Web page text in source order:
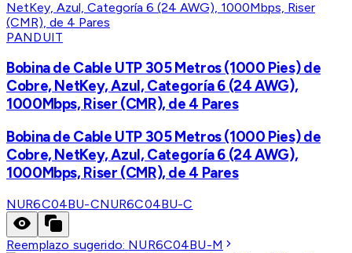
PANDUIT
Bobina de Cable UTP 305 Metros (1000 Pies) de
Cobre, NetKey, Azul, Categoría 6 (24 AWG),
1000Mbps, Riser (CMR), de 4 Pares
Bobina de Cable UTP 305 Metros (1000 Pies) de
Cobre, NetKey, Azul, Categoría 6 (24 AWG),
1000Mbps, Riser (CMR), de 4 Pares
NUR6C04BU-CNUR6C04BU-C
Reemplazo sugerido: NUR6C04BU-M